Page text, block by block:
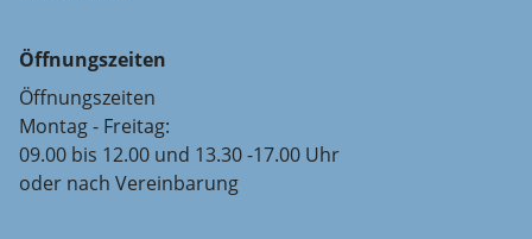
Öffnungszeiten
Öffnungszeiten
Montag - Freitag:
09.00 bis 12.00 und 13.30 -17.00 Uhr
oder nach Vereinbarung